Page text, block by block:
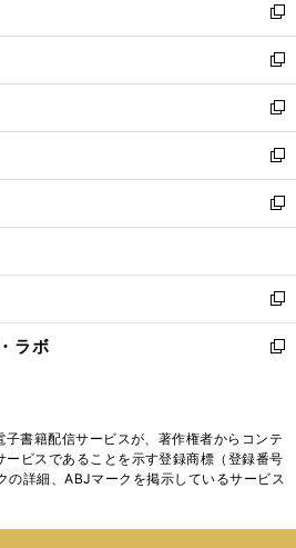
く
で
開
く
ド
ウ
で
開
く
ィ
ン
ド
ウ
で
開
く
い
ウ
ィ
ン
ド
ウ
で
開
く
新
し
い
ウ
ィ
ン
ド
ウ
で
開
新
し
い
ウ
ィ
ン
ド
ウ
開
く
新
し
い
ウ
ィ
ン
ウ
で
開
く
新
し
い
ウ
ン
ド
ウ
で
新
し
ウ
ィ
ン
ド
く
新
し
い
ド
ウ
で
ラボ
新
ィ
ン
ド
書籍配信サービスが、著作権者からコンテ
ビスであることを示す登録商標（登録番号
詳細、ABJマークを掲示しているサービス